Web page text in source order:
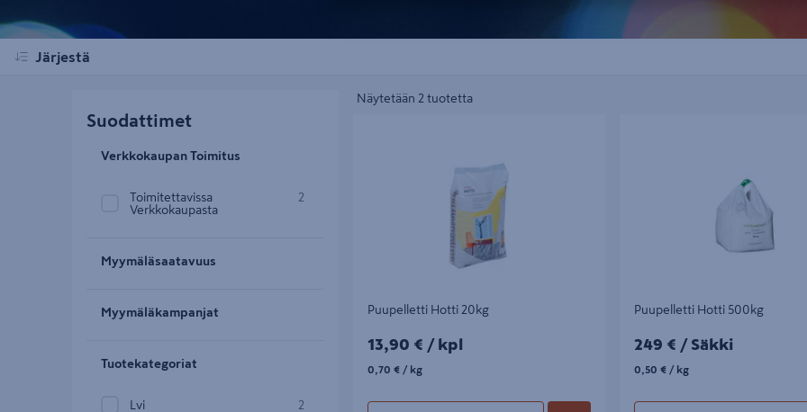
Järjestä
Suodattimet
Verkkokaupan Toimitus
Toimitettavissa
Verkkokaupasta
2
Myymäläsaatavuus
Myymäläkampanjat
Tuotekategoriat
Lvi 2
Näytetään 2 tuotetta
Puupelletti Hotti 20kg
13,90€/kpl
13,90 € / kpl
0,70€/kg
0,70 € / kg
Puupelletti Hotti 500kg
249€/Säkki
249 € / Säkki
0,50€/kg
0,50 € / kg